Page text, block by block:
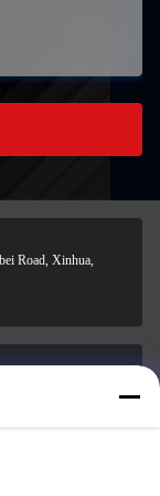
Road, Xinhua,